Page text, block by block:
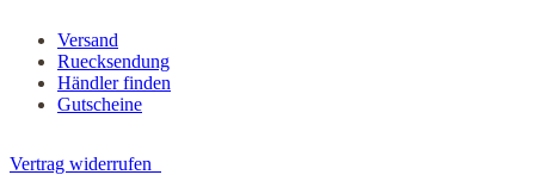
Versand
Ruecksendung
Händler finden
Gutscheine
Vertrag widerrufen